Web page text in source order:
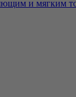
и мягким